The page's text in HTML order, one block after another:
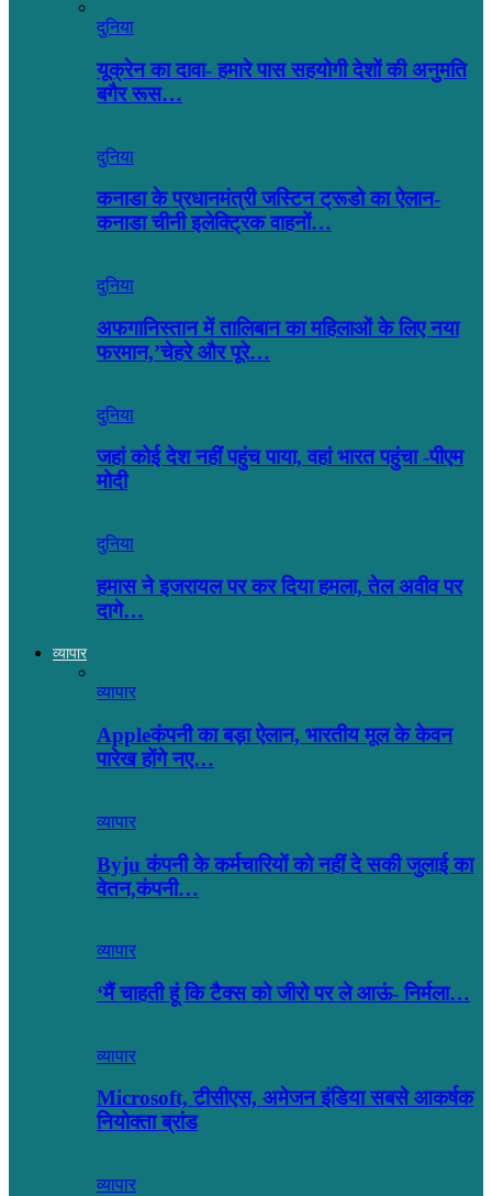
दुनिया
यूक्रेन का दावा- हमारे पास सहयोगी देशों की अनुमति
बगैर रूस…
दुनिया
कनाडा के प्रधानमंत्री जस्टिन ट्रूडो का ऐलान-
कनाडा चीनी इलेक्ट्रिक वाहनों…
दुनिया
अफगानिस्तान में तालिबान का महिलाओं के लिए नया
फरमान,’चेहरे और पूरे…
दुनिया
जहां कोई देश नहीं पहुंच पाया, वहां भारत पहुंचा -पीएम
मोदी
दुनिया
हमास ने इजरायल पर कर दिया हमला, तेल अवीव पर
दागे…
व्यापार
व्यापार
Appleकंपनी का बड़ा ऐलान, भारतीय मूल के केवन
पारेख होंगे नए…
व्यापार
Byju कंपनी के कर्मचारियों को नहीं दे सकी जुलाई का
वेतन,कंपनी…
व्यापार
‘मैं चाहती हूं कि टैक्स को जीरो पर ले आऊं- निर्मला…
व्यापार
Microsoft, टीसीएस, अमेजन इंडिया सबसे आकर्षक
नियोक्ता ब्रांड
व्यापार